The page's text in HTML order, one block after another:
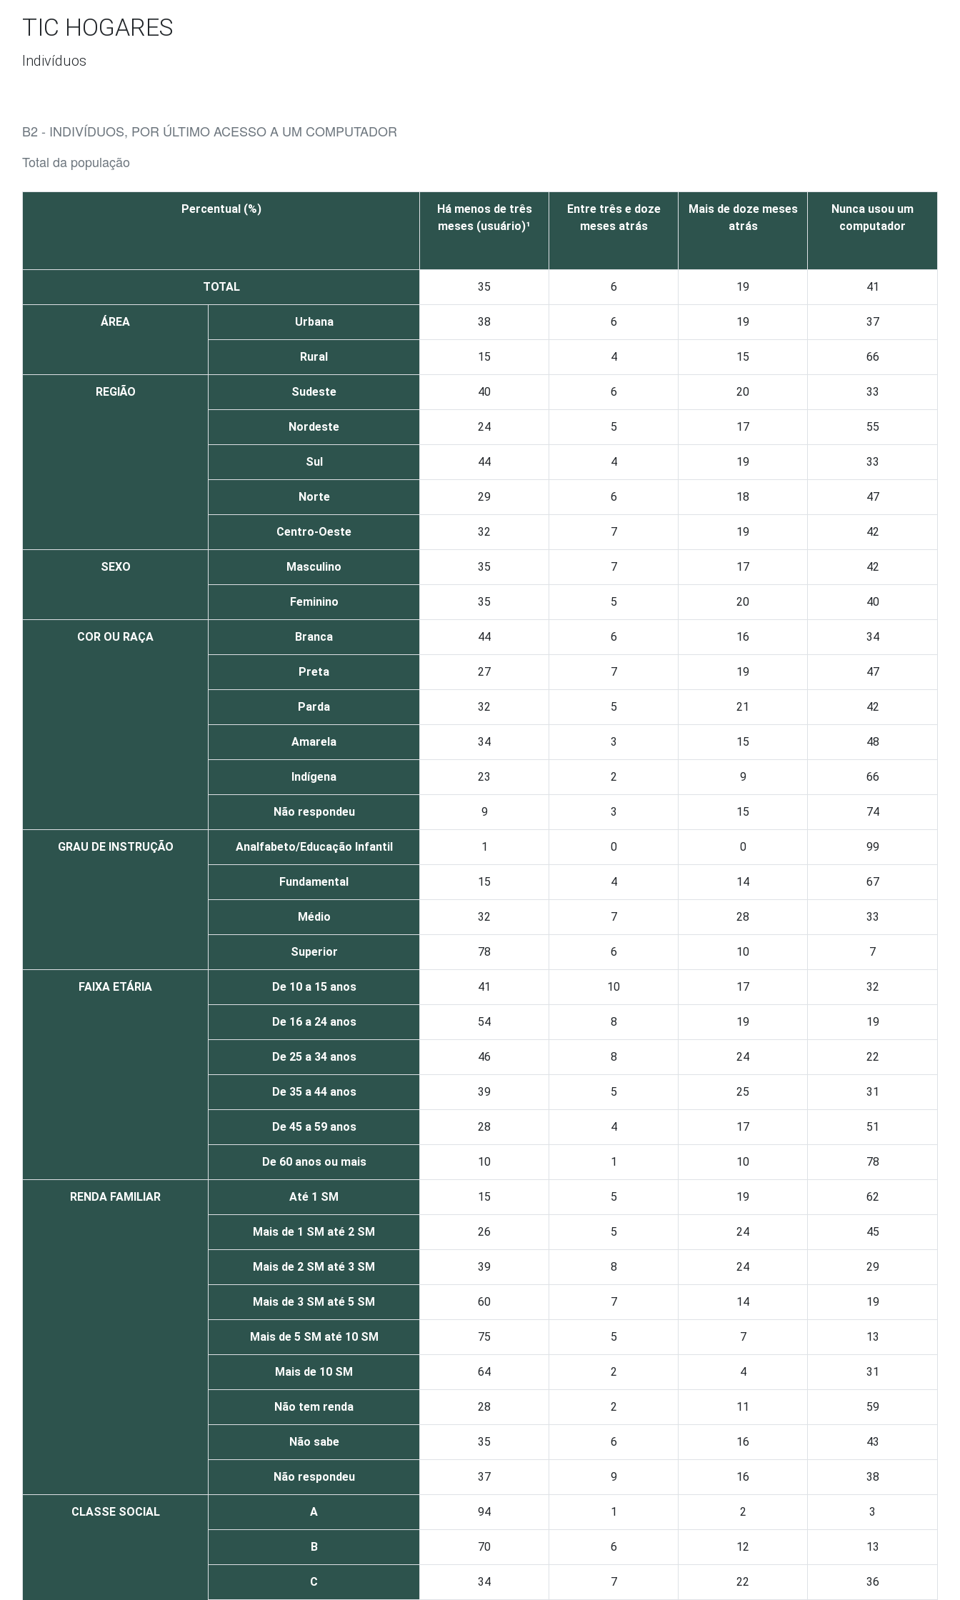
TIC HOGARES
Indivíduos
B2 - INDIVÍDUOS, POR ÚLTIMO ACESSO A UM COMPUTADOR
Total da população
Percentual (%)
Há menos de três
meses (usuário)¹
Entre três e doze
meses atrás
Mais de doze meses
atrás
Nunca usou um
computador
TOTAL 35 6 19 41
ÁREA Urbana 38 6 19 37
Rural 15 4 15 66
REGIÃO Sudeste 40 6 20 33
Nordeste 24 5 17 55
Sul 44 4 19 33
Norte 29 6 18 47
Centro-Oeste 32 7 19 42
SEXO Masculino 35 7 17 42
Feminino 35 5 20 40
COR OU RAÇA Branca 44 6 16 34
Preta 27 7 19 47
Parda 32 5 21 42
Amarela 34 3 15 48
Indígena 23 2 9 66
Não respondeu 9 3 15 74
GRAU DE INSTRUÇÃO Analfabeto/Educação Infantil 1 0 0 99
Fundamental 15 4 14 67
Médio 32 7 28 33
Superior 78 6 10 7
FAIXA ETÁRIA De 10 a 15 anos 41 10 17 32
De 16 a 24 anos 54 8 19 19
De 25 a 34 anos 46 8 24 22
De 35 a 44 anos 39 5 25 31
De 45 a 59 anos 28 4 17 51
De 60 anos ou mais 10 1 10 78
RENDA FAMILIAR Até 1 SM 15 5 19 62
Mais de 1 SM até 2 SM 26 5 24 45
Mais de 2 SM até 3 SM 39 8 24 29
Mais de 3 SM até 5 SM 60 7 14 19
Mais de 5 SM até 10 SM 75 5 7 13
Mais de 10 SM 64 2 4 31
Não tem renda 28 2 11 59
Não sabe 35 6 16 43
Não respondeu 37 9 16 38
CLASSE SOCIAL A 94 1 2 3
B 70 6 12 13
C 34 7 22 36